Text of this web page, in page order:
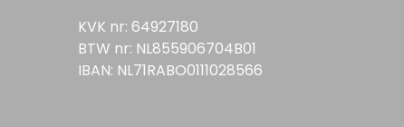
KVK nr: 64927180
BTW nr: NL855906704B01
IBAN: NL71RABO0111028566